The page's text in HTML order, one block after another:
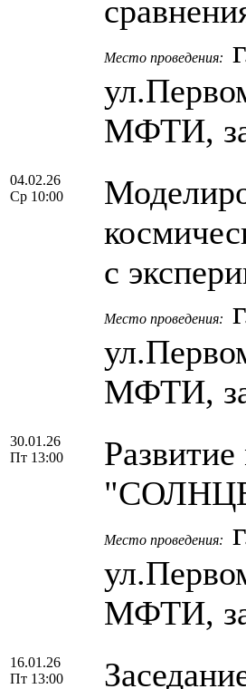
Место проведения:
МФТИ,
04.02.26
Ср 10:00
с
Место проведения:
МФТИ,
30.01.26
Пт 13:00
Место проведения:
МФТИ,
16.01.26
Пт 13:00